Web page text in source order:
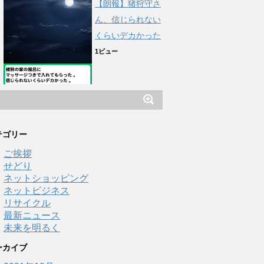
【朗報】猪狩守さ
ん、信じられない
くらいデカかった
1ビュー
ゴリー
ご挨拶
せどり
ネットショッピング
ネットビジネス
リサイクル
最新ニュース
未来を明るく
カイブ